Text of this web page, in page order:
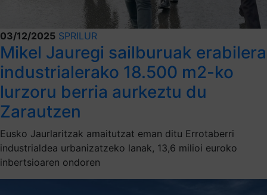
03/12/2025 SPRILUR
Mikel Jauregi sailburuak erabilera
industrialerako 18.500 m2-ko
lurzoru berria aurkeztu du
Zarautzen
Eusko Jaurlaritzak amaitutzat eman ditu Errotaberri
industrialdea urbanizatzeko lanak, 13,6 milioi euroko
inbertsioaren ondoren